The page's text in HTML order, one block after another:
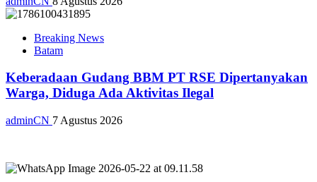
Breaking News
Batam
Keberadaan Gudang BBM PT RSE Dipertanyakan
Warga, Diduga Ada Aktivitas Ilegal
adminCN 7 Agustus 2026